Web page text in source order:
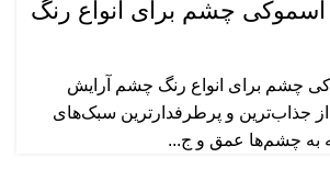
چشم برای انواع رنگ
چشم برای انواع رنگ چشم آرایش
جذاب‌ترین و پرطرفدارترین سبک‌های
به چشم‌ها عمق و ج...